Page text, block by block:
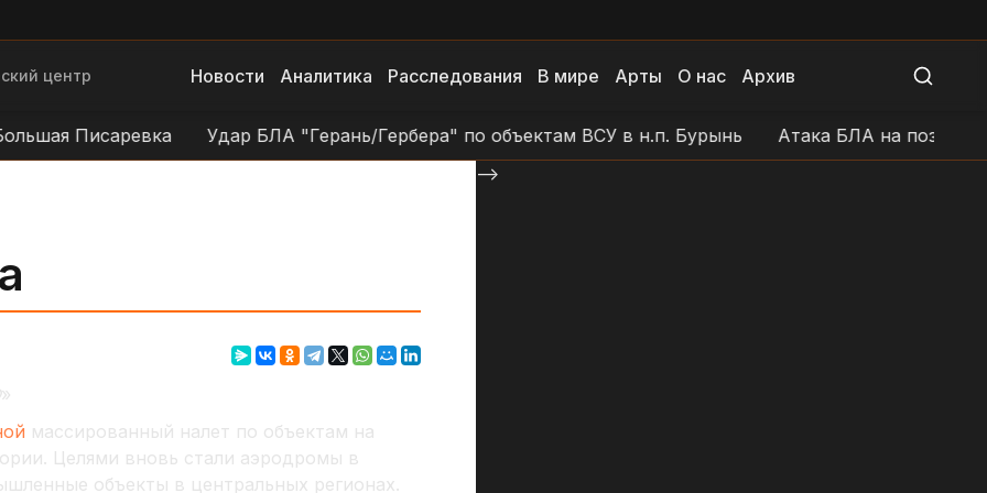
центр Новости Аналитика Расследования В мире Арты О нас Архив
Писаревка Удар БЛА "Герань/Гербера" по объектам ВСУ в н.п. Бурынь Атака БЛА на позиции ВСУ
»
массированный налет по объектам на
Целями вновь стали аэродромы в
объекты в центральных регионах.
-->